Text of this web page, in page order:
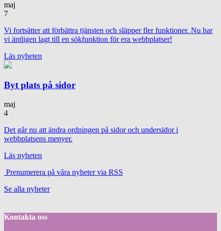
maj
7
Vi fortsätter att förbättra tjänsten och släpper fler funktioner. Nu har
vi äntligen lagt till en sökfunktion för era webbplatser!
Läs nyheten
Byt plats på sidor
maj
4
Det går nu att ändra ordningen på sidor och undersidor i
webbplatsens menyer.
Läs nyheten
Prenumerera på våra nyheter via RSS
Se alla nyheter
Kontakta oss